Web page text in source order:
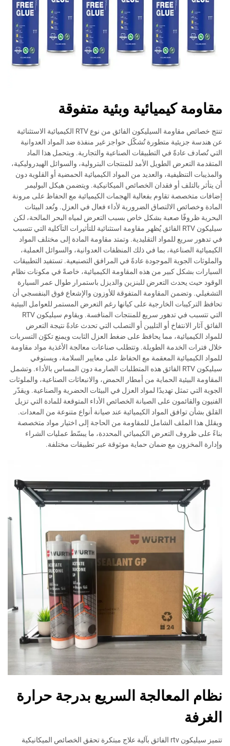
مقاومة كيميائية وبئية متفوقة
تنتج خصائص مقاومة السيليكون الفائق من نوع RTV الكيميائية الاستثنائية
عن هندسة جزيئية متطورة تُشكّل حواجز غير منفذة ضد المواد العدوانية
التي تُصادف عادةً في التطبيقات الصناعية والتجارية. ويتحمل هذا الماد
المتقدمة التعرض الطويل الأمد للمنتجات البترولية، والسوائل الهيدروليكية،
والمذيبات التنظيفية، والعديد من المواد الكيميائية الحمضية أو القلوية دون
أن يتأثر بالتلف أو فقدان الخصائص الميكانيكية. ويتضمن هيكل البوليمر
إضافات متخصصة تقاوم بفعالية الهجمات الكيميائية مع الحفاظ على مرونة
المادة وخصائص الالتصاق الضرورية لأداء فعال في العزل. وتُعد البيئات
البحرية ظروفًا صعبة بشكل خاص بسبب التعرض لمياه البحر المالحة، لكن
سيليكون RTV الفائق يُظهر مقاومة استثنائية للتأثيرات التآكلية التي تتسبب
في تدهور سريع للمواد التقليدية. وتمتد مقاومة المادة إلى مختلف المواد
الكيميائية الصناعية، بما في ذلك المنظفات العدوانية، والسوائل العملية،
والملوثات الجوية الموجودة عادةً في المرافق التصنيعية. تستفيد التطبيقات
السيارات بشكل كبير من هذه المقاومة الكيميائية، خاصةً في مكونات نظام
الوقود حيث يحدث التعرض للبنزين والديزل باستمرار طوال عمر السيارة
التشغيلي. وتضمن المقاومة المتفوقة للأوزون والإشعاع فوق البنفسجي أن
تحافظ التركيبات الخارجية على كيانها رغم التعرض المستمر للعوامل البيئية
التي تتسبب في تدهور سريع للمنتجات المنافسة. ويقاوم سيليكون RTV
الفائق آثار الانتفاخ أو التليين أو التصلب التي تحدث عادةً نتيجة التعرض
للمواد الكيميائية، مما يحافظ على ضغط العزل الثابت ويمنع تكوّن التسربات
خلال فترات الخدمة الطويلة. وتتطلب صناعات معالجة الأغذية مواد مقاومة
للمواد الكيميائية المعقمة مع الحفاظ على معايير السلامة، ويستوفي
سيليكون RTV الفائق هذه المتطلبات الصارمة دون المساس بالأداء. وتشمل
المقاومة البيئية الحماية من أمطار الحمض، والانبعاثات الصناعية، والملوثات
الجوية التي تمثل تهديدًا لمواد العزل في البيئات الحضرية والصناعية. ويقدّر
الفنيون والقائمون على الصيانة الخصائص الأداء المتوقعة للمادة التي تزيل
القلق بشأن توافق المواد الكيميائية عند صيانة أنواع متنوعة من المعدات.
ويقلل هذا الملف الشامل للمقاومة من الحاجة إلى اختيار مواد متخصصة
بناءً على ظروف التعرض الكيميائي المحددة، ما يبسّط عمليات الشراء
وإدارة المخزون مع ضمان حماية موثوقة عبر تطبيقات مختلفة.
نظام المعالجة السريع بدرجة حرارة
الغرفة
تتميز سيليكون rtv الفائق بآلية علاج مبتكرة تحقق الخصائص الميكانيكية